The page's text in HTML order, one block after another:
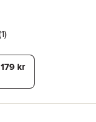
1)
179 kr